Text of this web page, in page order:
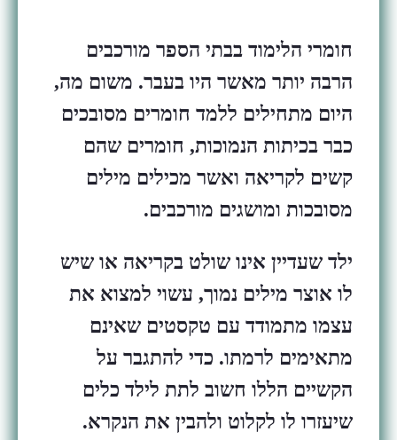
חומרי הלימוד בבתי הספר מורכבים
הרבה יותר מאשר היו בעבר. משום מה,
היום מתחילים ללמד חומרים מסובכים
כבר בכיתות הנמוכות, חומרים שהם
קשים לקריאה ואשר מכילים מילים
מסובכות ומושגים מורכבים.
ילד שעדיין אינו שולט בקריאה או שיש
לו אוצר מילים נמוך, עשוי למצוא את
עצמו מתמודד עם טקסטים שאינם
מתאימים לרמתו. כדי להתגבר על
הקשיים הללו חשוב לתת לילד כלים
שיעזרו לו לקלוט ולהבין את הנקרא.